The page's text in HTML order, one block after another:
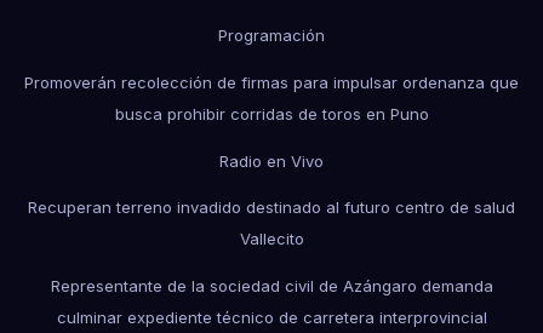
Programación
Promoverán recolección de firmas para impulsar ordenanza que
busca prohibir corridas de toros en Puno
Radio en Vivo
Recuperan terreno invadido destinado al futuro centro de salud
Vallecito
Representante de la sociedad civil de Azángaro demanda
culminar expediente técnico de carretera interprovincial